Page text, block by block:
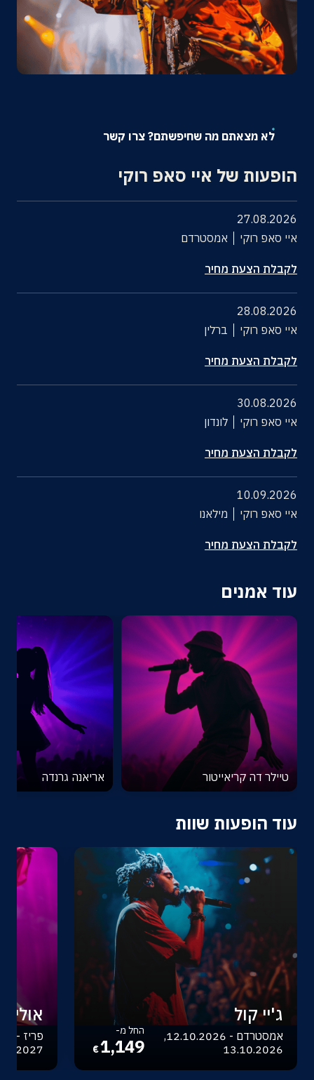
אודות
צרו קשר
לא מצאתם מה שחיפשתם? צרו קשר
הופעות של איי סאפ רוקי
27.08.2026
איי סאפ רוקי
אמסטרדם
לקבלת הצעת מחיר
28.08.2026
איי סאפ רוקי
ברלין
לקבלת הצעת מחיר
30.08.2026
איי סאפ רוקי
לונדון
לקבלת הצעת מחיר
10.09.2026
איי סאפ רוקי
מילאנו
לקבלת הצעת מחיר
עוד אמנים
טיילר דה קריאייטור אריאנה גרנדה
עוד הופעות שוות
ג'יי קול
אמסטרדם - 12.10.2026,
13.10.2026
החל מ-
1,149
€